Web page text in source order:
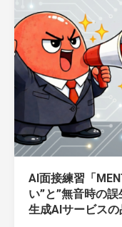
AI面接練習「
い”と”無音時の
生成AIサービス